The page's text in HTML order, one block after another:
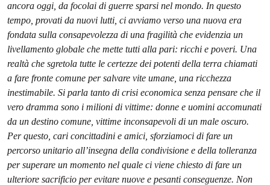
ancora oggi, da focolai di guerre sparsi nel mondo. In questo
tempo, provati da nuovi lutti, ci avviamo verso una nuova era
fondata sulla consapevolezza di una fragilità che evidenzia un
livellamento globale che mette tutti alla pari: ricchi e poveri. Una
realtà che sgretola tutte le certezze dei potenti della terra chiamati
a fare fronte comune per salvare vite umane, una ricchezza
inestimabile. Si parla tanto di crisi economica senza pensare che il
vero dramma sono i milioni di vittime: donne e uomini accomunati
da un destino comune, vittime inconsapevoli di un male oscuro.
Per questo, cari concittadini e amici, sforziamoci di fare un
percorso unitario all’insegna della condivisione e della tolleranza
per superare un momento nel quale ci viene chiesto di fare un
ulteriore sacrificio per evitare nuove e pesanti conseguenze. Non